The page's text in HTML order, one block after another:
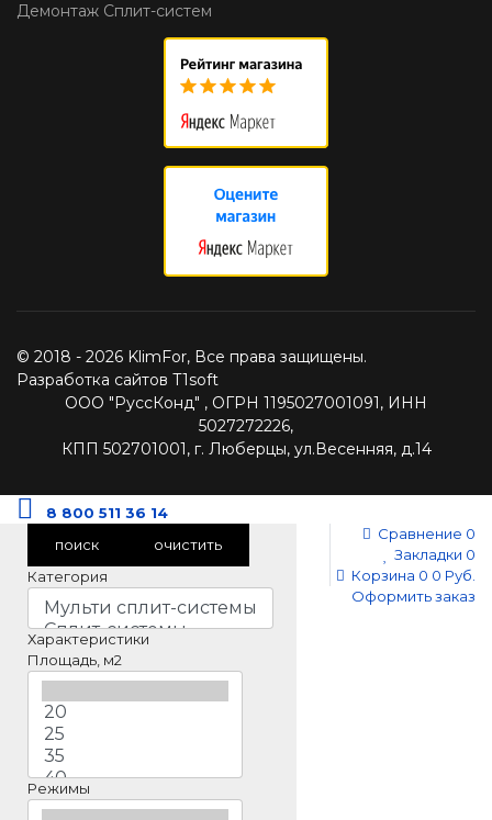
Демонтаж Сплит-систем
© 2018 - 2026 KlimFor, Все права защищены.
Разработка сайтов T1soft
ООО "РуссКонд" , ОГРН 1195027001091, ИНН
5027272226,
КПП 502701001, г. Люберцы, ул.Весенняя, д.14
8 800 511 36 14
Сравнение 0
Закладки 0
Корзина 0 0 Руб.
Оформить заказ
поиск
очистить
Категория
Характеристики
Площадь, м2
Режимы